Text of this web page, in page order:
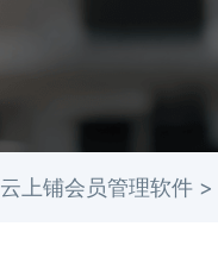
云上铺会员管理软件 >